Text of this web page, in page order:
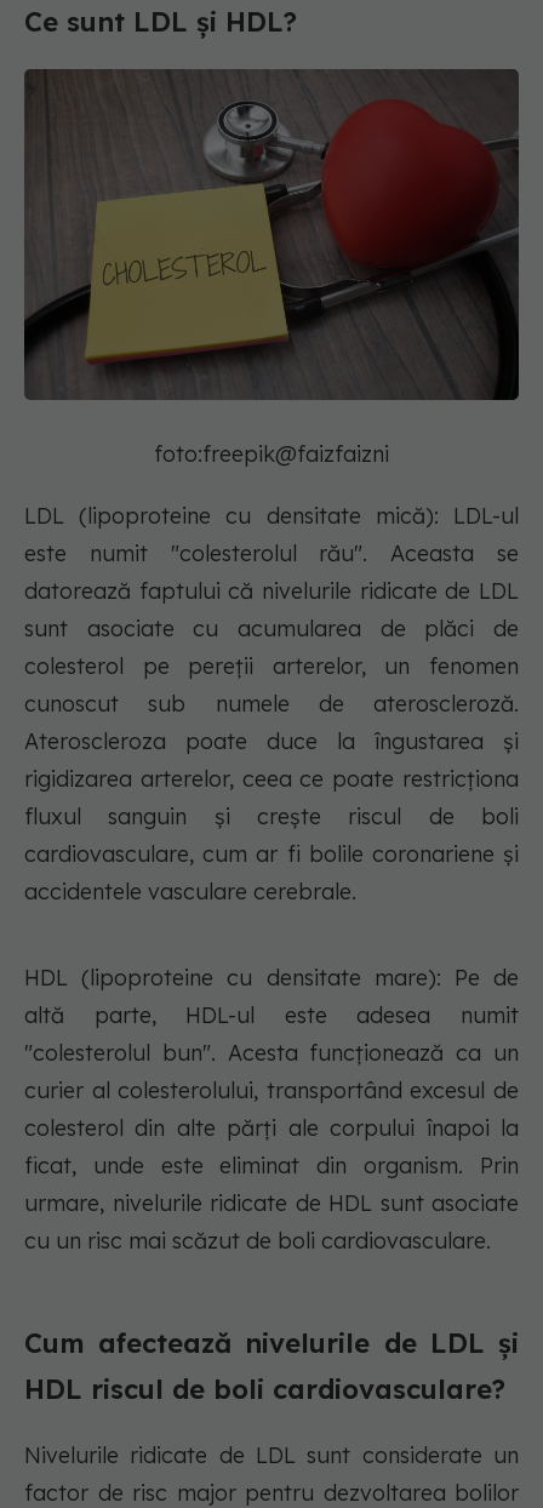
Ce sunt LDL și HDL?
foto:freepik@faizfaizni
LDL (lipoproteine cu densitate mică): LDL-ul
este numit "colesterolul rău". Aceasta se
datorează faptului că nivelurile ridicate de LDL
sunt asociate cu acumularea de plăci de
colesterol pe pereții arterelor, un fenomen
cunoscut sub numele de ateroscleroză.
Ateroscleroza poate duce la îngustarea și
rigidizarea arterelor, ceea ce poate restricționa
fluxul sanguin și crește riscul de boli
cardiovasculare, cum ar fi bolile coronariene și
accidentele vasculare cerebrale.
HDL (lipoproteine cu densitate mare): Pe de
altă parte, HDL-ul este adesea numit
"colesterolul bun". Acesta funcționează ca un
curier al colesterolului, transportând excesul de
colesterol din alte părți ale corpului înapoi la
ficat, unde este eliminat din organism. Prin
urmare, nivelurile ridicate de HDL sunt asociate
cu un risc mai scăzut de boli cardiovasculare.
Cum afectează nivelurile de LDL și
HDL riscul de boli cardiovasculare?
Nivelurile ridicate de LDL sunt considerate un
factor de risc major pentru dezvoltarea bolilor